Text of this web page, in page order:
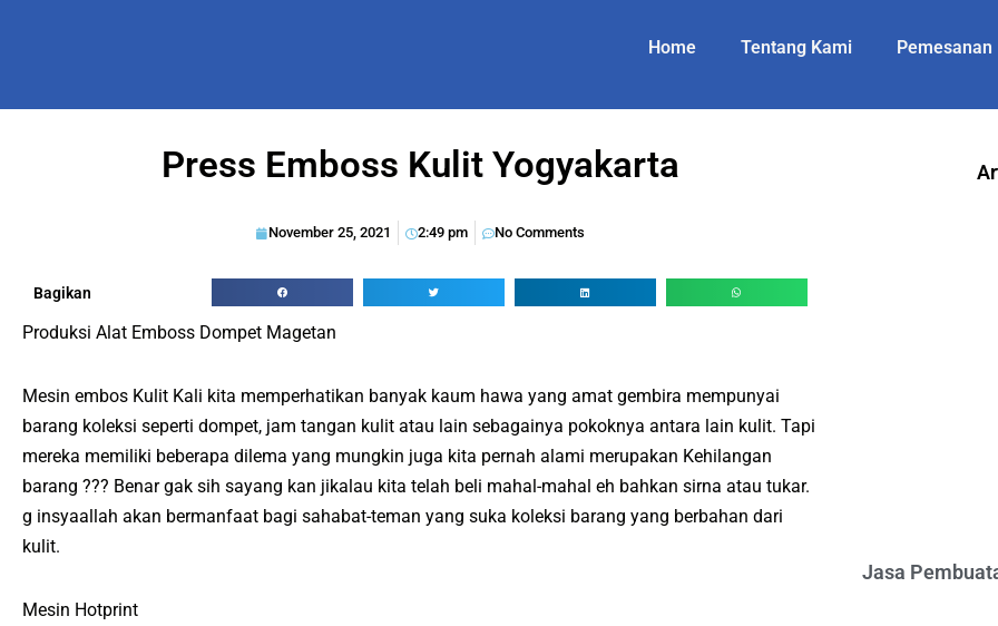
Home Tentang Kami Pemesanan
Press Emboss Kulit Yogyakarta
November 25, 2021 2:49 pm No Comments
Bagikan
Produksi Alat Emboss Dompet Magetan
Mesin embos Kulit Kali kita memperhatikan banyak kaum hawa yang amat gembira mempunyai
barang koleksi seperti dompet, jam tangan kulit atau lain sebagainya pokoknya antara lain kulit. Tapi
mereka memiliki beberapa dilema yang mungkin juga kita pernah alami merupakan Kehilangan
barang ??? Benar gak sih sayang kan jikalau kita telah beli mahal-mahal eh bahkan sirna atau tukar.
g insyaallah akan bermanfaat bagi sahabat-teman yang suka koleksi barang yang berbahan dari
kulit.
Mesin Hotprint
Jasa